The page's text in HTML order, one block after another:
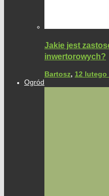
Jakie jest
inwertorowych?
Bartosz, 12 lutego
Ogród